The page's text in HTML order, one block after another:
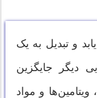
و تبدیل به یک
دیگر جایگزین
و مواد